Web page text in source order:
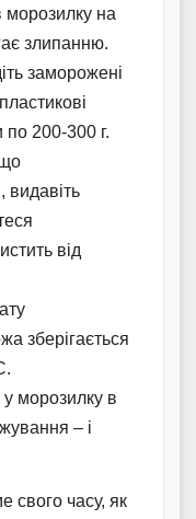
морозилку на
злипанню.
заморожені
по 200-300 г.
видавіть
від
зберігається
у морозилку в
– і
свого часу, як